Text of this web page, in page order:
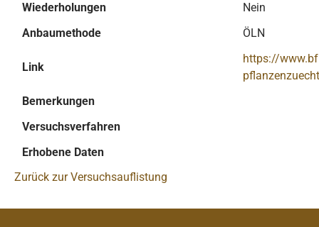
Wiederholungen
Nein
Anbaumethode
ÖLN
Link
https://
Bemerkungen
Versuchsverfahren
Erhobene Daten
Zurück zur Versuchsauflistung